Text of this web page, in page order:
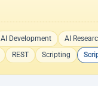
AI Development AI
REST Scripting